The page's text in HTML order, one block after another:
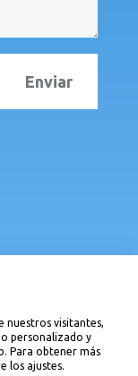
Enviar
nuestros visitantes,
personalizado y
Para obtener más
los ajustes.